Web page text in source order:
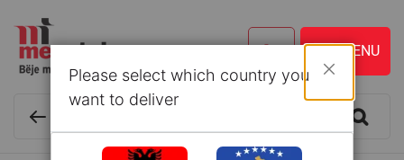
Please select which country you
want to deliver